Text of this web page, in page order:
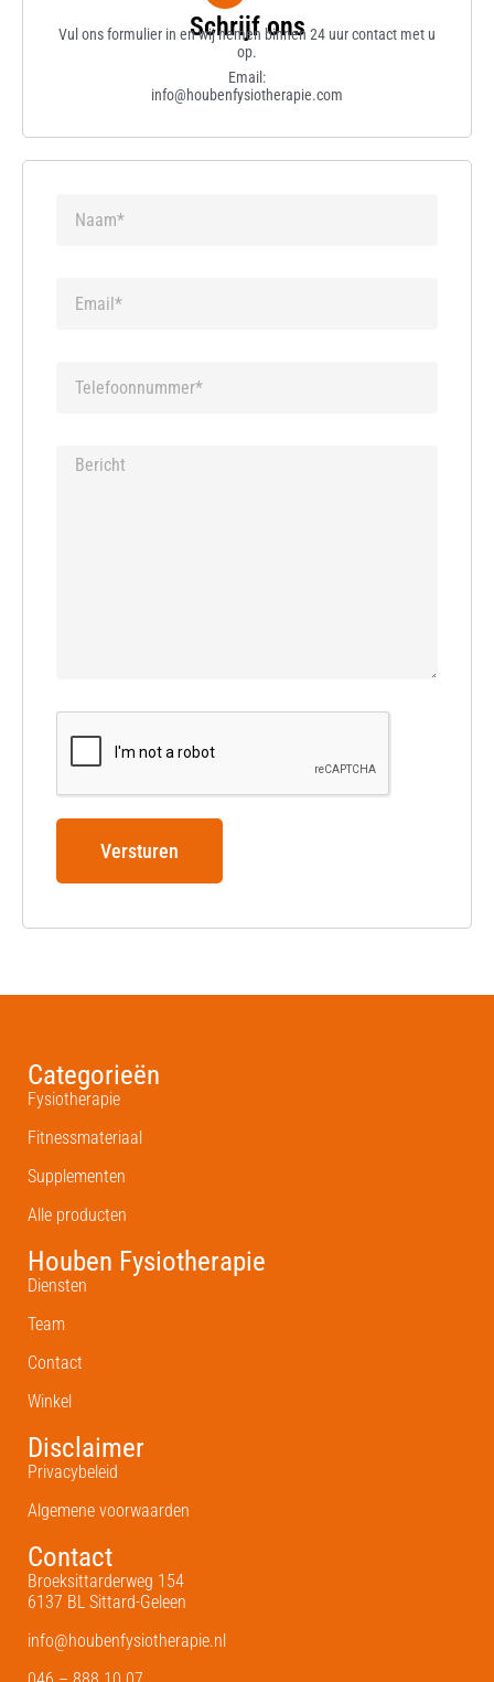
Schrijf ons
Vul ons formulier in en wij nemen binnen 24 uur contact met u
op.
Email:
info@houbenfysiotherapie.com
Versturen
Categorieën
Fysiotherapie
Fitnessmateriaal
Supplementen
Alle producten
Houben Fysiotherapie
Diensten
Team
Contact
Winkel
Disclaimer
Privacybeleid
Algemene voorwaarden
Contact
Broeksittarderweg 154
6137 BL Sittard-Geleen
info@houbenfysiotherapie.nl